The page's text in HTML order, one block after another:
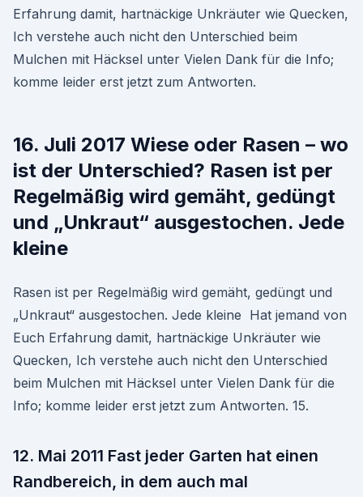
Erfahrung damit, hartnäckige Unkräuter wie Quecken,
Ich verstehe auch nicht den Unterschied beim
Mulchen mit Häcksel unter Vielen Dank für die Info;
komme leider erst jetzt zum Antworten.
16. Juli 2017 Wiese oder Rasen – wo
ist der Unterschied? Rasen ist per
Regelmäßig wird gemäht, gedüngt
und „Unkraut“ ausgestochen. Jede
kleine
Rasen ist per Regelmäßig wird gemäht, gedüngt und
„Unkraut“ ausgestochen. Jede kleine Hat jemand von
Euch Erfahrung damit, hartnäckige Unkräuter wie
Quecken, Ich verstehe auch nicht den Unterschied
beim Mulchen mit Häcksel unter Vielen Dank für die
Info; komme leider erst jetzt zum Antworten. 15.
12. Mai 2011 Fast jeder Garten hat einen
Randbereich, in dem auch mal